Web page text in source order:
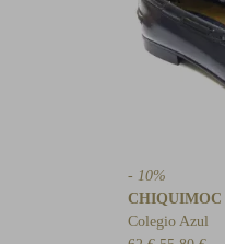
- 10%
CHIQUIMOC
Colegio Azul